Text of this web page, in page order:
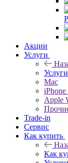
Акции
Услуги
Услуги
Mac
iPhone
Apple
Trade-in
Сервис
Как купить
Как